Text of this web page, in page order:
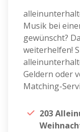
Musik bei
gewünscht?
weiterhelfen!
Geldern oder
Matching-
203